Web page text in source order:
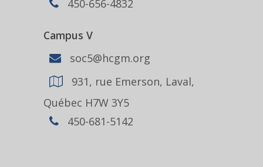
450-656-4832
Campus V
soc5@hcgm.org
931, rue Emerson, Laval,
Québec H7W 3Y5
450-681-5142